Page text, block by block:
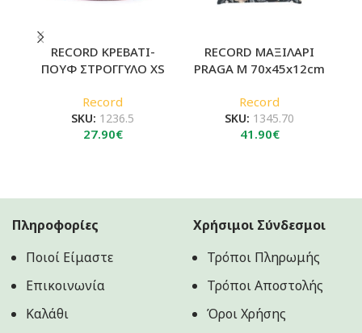
RECORD ΚΡΕΒΑΤΙ-
ΠΟΥΦ ΣΤΡΟΓΓΥΛΟ XS
Record
SKU: 1236.5
27.90€
RECORD ΜΑΞΙΛΑΡΙ
PRAGA M 70x45x12cm
Record
SKU: 1345.70
41.90€
Πληροφορίες
Ποιοί Είμαστε
Επικοινωνία
Καλάθι
Χρήσιμοι Σύνδεσμοι
Τρόποι Πληρωμής
Τρόποι Αποστολής
Όροι Χρήσης